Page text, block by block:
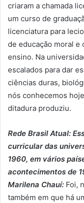
criaram a chamada
um curso de
licenciatura para
de educação moral e
ensino. Na
escalados para dar
ciências duras,
nós conhecemos
ditadura produziu.
Rede Brasil Atual:
curricular das
1960, em vários
acontecimentos de
Marilena Chauí: Foi,
também em que há